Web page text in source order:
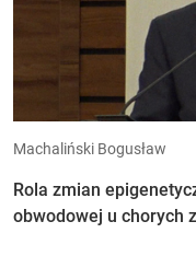
Machaliński Bogusław
Rola zmian
obwodowej u chorych